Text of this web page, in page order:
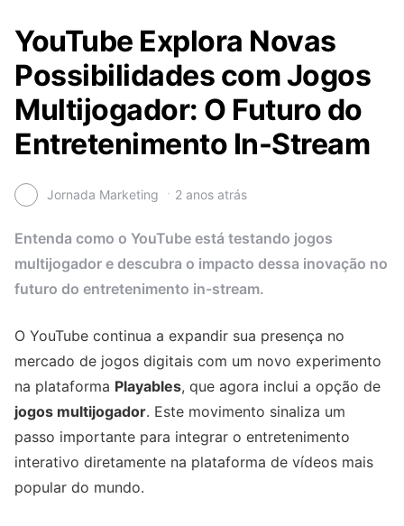
YouTube Explora Novas
Possibilidades com Jogos
Multijogador: O Futuro do
Entretenimento In-Stream
Jornada Marketing 2 anos atrás
Entenda como o YouTube está testando jogos
multijogador e descubra o impacto dessa inovação no
futuro do entretenimento in-stream.
O YouTube continua a expandir sua presença no
mercado de jogos digitais com um novo experimento
na plataforma Playables, que agora inclui a opção de
jogos multijogador. Este movimento sinaliza um
passo importante para integrar o entretenimento
interativo diretamente na plataforma de vídeos mais
popular do mundo.